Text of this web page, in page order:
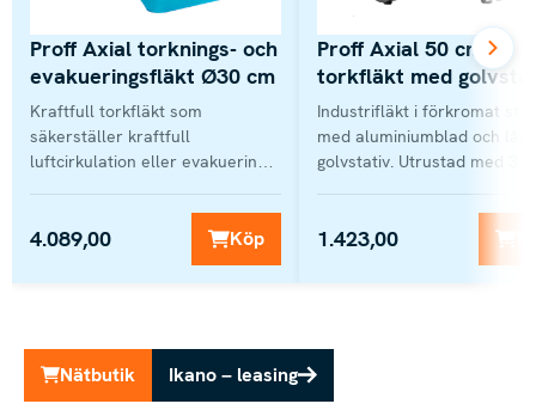
Proff Axial torknings- och
evakueringsfläkt Ø30 cm
Kraftfull torkfläkt som
säkerställer kraftfull
luftcirkulation eller evakuering,
torkningsprocess. Frisk luft kan...
4.089,00 Köp
Proff Axial 50 cm
torkfläkt med
Industrifläkt i förkromat stål
med aluminiumblad och lågt
golvstativ. Utrustad med 3
1.423,00
Nätbutik Ikano – leasing